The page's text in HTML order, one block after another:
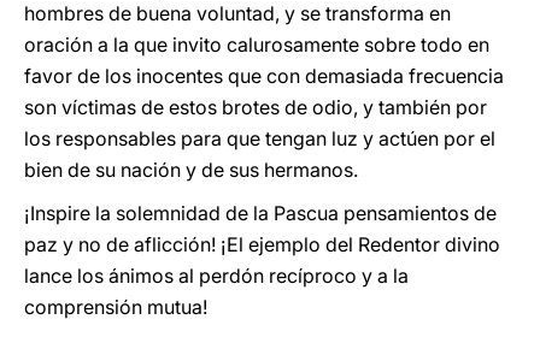
hombres de buena voluntad, y se transforma en
oración a la que invito calurosamente sobre todo en
favor de los inocentes que con demasiada frecuencia
son víctimas de estos brotes de odio, y también por
los responsables para que tengan luz y actúen por el
bien de su nación y de sus hermanos.
¡Inspire la solemnidad de la Pascua pensamientos de
paz y no de aflicción! ¡El ejemplo del Redentor divino
lance los ánimos al perdón recíproco y a la
comprensión mutua!